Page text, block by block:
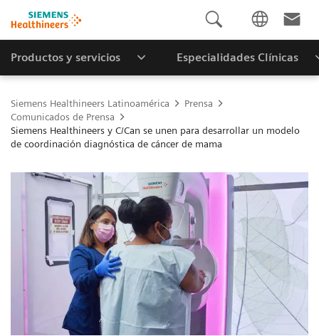
Productos y servicios Especialidades Clínicas
Siemens Healthineers Latinoamérica
Prensa
Comunicados de Prensa
Siemens Healthineers y C/Can se unen para desarrollar un modelo
de coordinación diagnóstica de cáncer de mama